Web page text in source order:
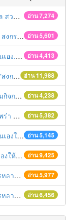
อ่าน 7,274
รภัย
อ่าน 5,601
ลอดภัย
อ่าน 4,413
แล้ง”
อ่าน 11,988
ดภัย"
อ่าน 4,238
โมงเย็น
อ่าน 5,382
มพาต
อ่าน 5,145
งฤดูร้อน
อ่าน 9,425
ณโรค
อ่าน 5,977
ฤดูร้อน
อ่าน 6,456
ฤดูร้อน